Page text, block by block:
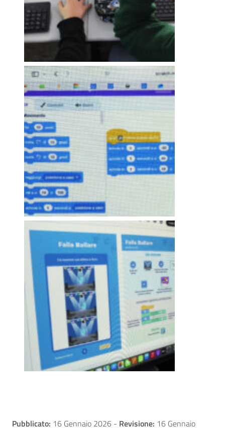
Pubblicato: 16 Gennaio 2026 - Revisione: 16 Gennaio